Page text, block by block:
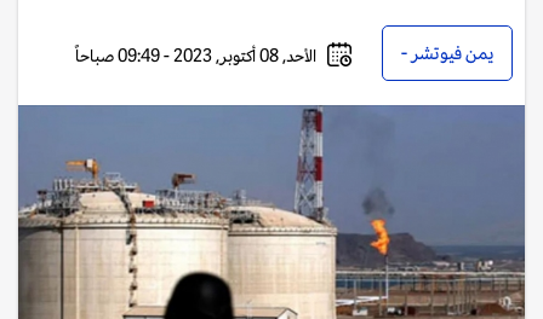
يمن فيوتشر - الأحد, 08 أكتوبر, 2023 - 09:49 صباحاً